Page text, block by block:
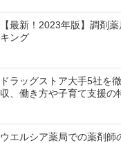
【最新！2023年版】調剤
キング
ドラッグストア大手5社を
収、働き方や子育て支援の
ウエルシア薬局での薬剤師